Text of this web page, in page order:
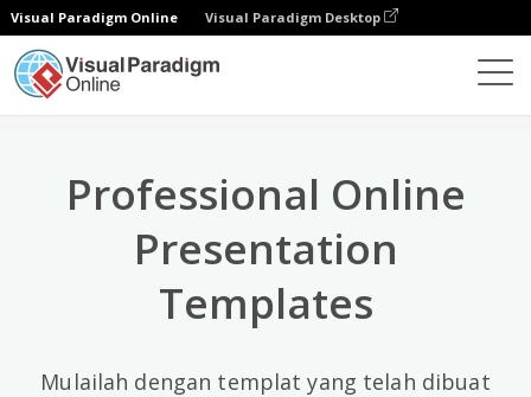
Visual Paradigm Online Visual Paradigm Desktop
Professional Online
Presentation
Templates
Mulailah dengan templat yang telah dibuat
×
Kategori Teratas
General (56)
Art And Design (5)
Business (5)